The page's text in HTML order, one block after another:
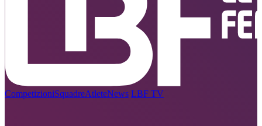
CompetizioniSquadreAtleteNews LBF TV